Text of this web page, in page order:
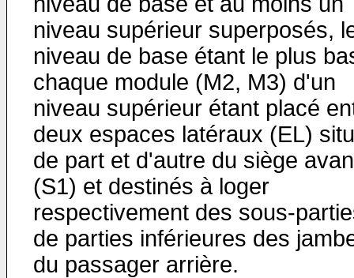
niveau supérieur superposés,
niveau de base étant le plus
chaque module (M2, M3) d'un
niveau supérieur étant placé
deux espaces latéraux (EL)
de part et d'autre du siège
(S1) et destinés à loger
respectivement des sous-
de parties inférieures des
du passager arrière.